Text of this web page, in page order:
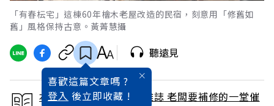
「有春枟宅」這棟60年檜木老屋改造的民宿，刻意用「修舊如
舊」風格保持古意。黃菁慧攝
喜歡這篇文章嗎 ?
登入 後立即收藏 !
聽遠見
本文出自 2024 / 1月號雜誌 老闆要補修的一堂催